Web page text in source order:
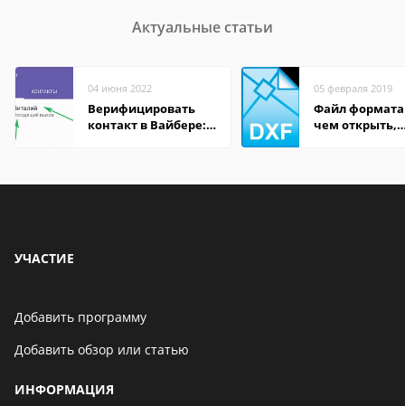
Актуальные статьи
04 июня 2022
Верифицировать
контакт в Вайбере:
05 февраля 2019
Файл формата
чем открыть,
УЧАСТИЕ
Добавить программу
Добавить обзор или статью
ИНФОРМАЦИЯ